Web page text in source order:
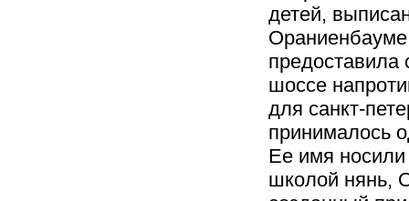
детей,
шоссе
для санкт-
принималось
Ее имя носили
школой нянь,